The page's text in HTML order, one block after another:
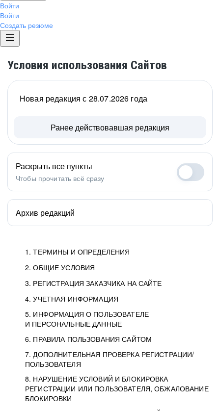
Войти
Войти
Создать резюме
Условия использования Сайтов
1. ТЕРМИНЫ И ОПРЕДЕЛЕНИЯ
2. ОБЩИЕ УСЛОВИЯ
3. РЕГИСТРАЦИЯ ЗАКАЗЧИКА НА САЙТЕ
4. УЧЕТНАЯ ИНФОРМАЦИЯ
5. ИНФОРМАЦИЯ О ПОЛЬЗОВАТЕЛЕ
И ПЕРСОНАЛЬНЫЕ ДАННЫЕ
6. ПРАВИЛА ПОЛЬЗОВАНИЯ САЙТОМ
7. ДОПОЛНИТЕЛЬНАЯ ПРОВЕРКА РЕГИСТРАЦИИ/
ПОЛЬЗОВАТЕЛЯ
8. НАРУШЕНИЕ УСЛОВИЙ И БЛОКИРОВКА
РЕГИСТРАЦИИ ИЛИ ПОЛЬЗОВАТЕЛЯ, ОБЖАЛОВАНИЕ
БЛОКИРОВКИ
Новая редакция с 28.07.2026 года
Ранее действовавшая редакция
Раскрыть все пункты
Чтобы прочитать всё сразу
Архив редакций